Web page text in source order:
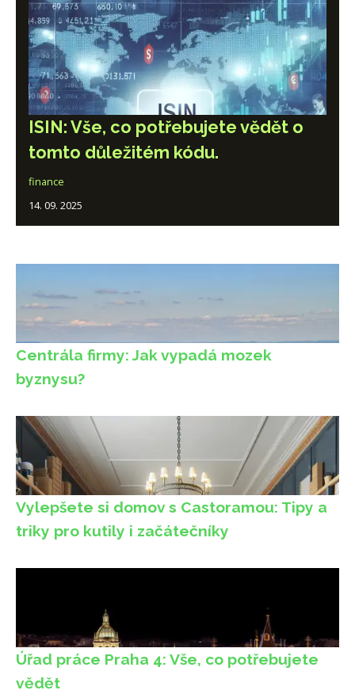
ISIN: Vše, co potřebujete vědět o
tomto důležitém kódu.
finance
14. 09. 2025
Centrála firmy: Jak vypadá mozek
byznysu?
Vylepšete si domov s Castoramou: Tipy a
triky pro kutily i začátečníky
Úřad práce Praha 4: Vše, co potřebujete
vědět